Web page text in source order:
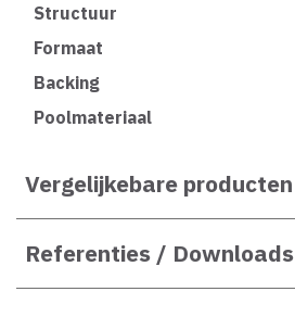
Structuur
Formaat
Backing
Poolmateriaal
Vergelijkebare producten
Referenties / Downloads